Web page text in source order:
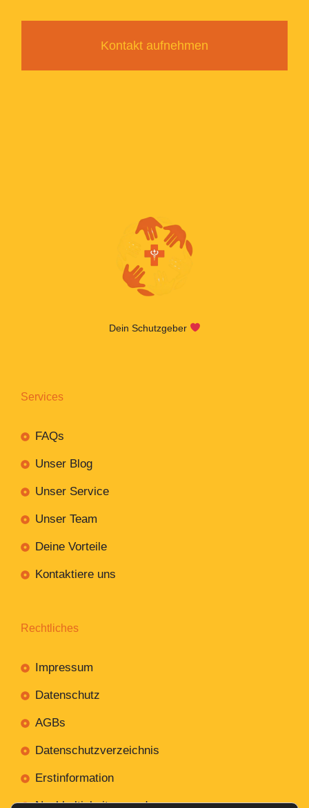
Kontakt aufnehmen
Dein Schutzgeber
Services
FAQs
Unser Blog
Unser Service
Unser Team
Deine Vorteile
Kontaktiere uns
Rechtliches
Impressum
Datenschutz
AGBs
Datenschutzverzeichnis
Erstinformation